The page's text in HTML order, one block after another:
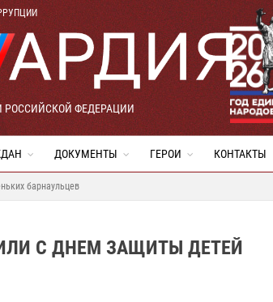
ФЕДЕРАЦИИ
ДОКУМЕНТЫ ГЕРОИ КОНТАКТЫ
барнаульцев
С ДНЕМ ЗАЩИТЫ ДЕТЕЙ